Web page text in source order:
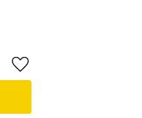
Add to favorites